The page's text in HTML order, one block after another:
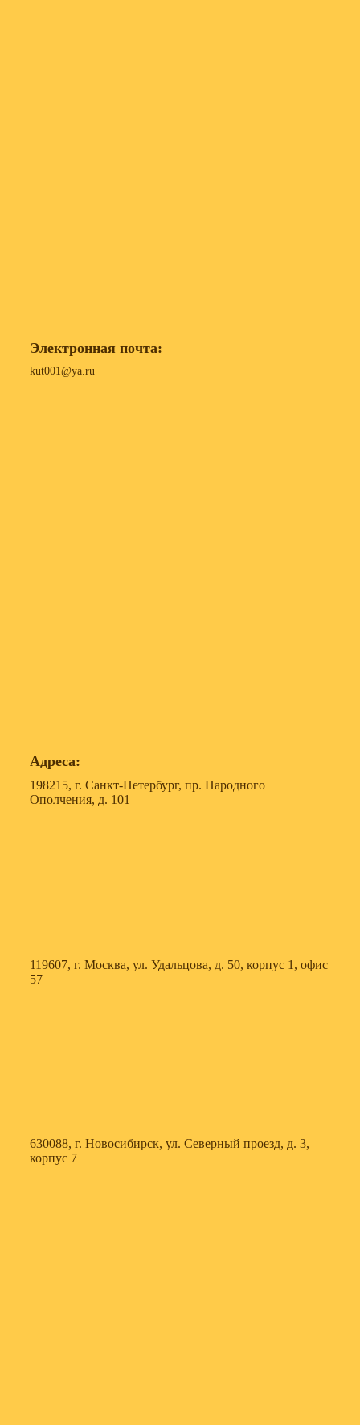
Электронная почта:
kut001@ya.ru
Адреса:
198215, г. Санкт-Петербург, пр. Народного
Ополчения, д. 101
119607, г. Москва, ул. Удальцова, д. 50, корпус 1, офис
57
630088, г. Новосибирск, ул. Северный проезд, д. 3,
корпус 7